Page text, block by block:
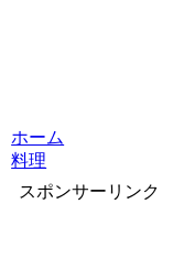
ホーム
料理
スポンサーリンク